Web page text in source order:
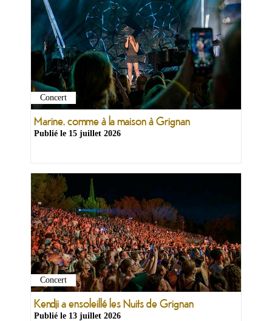
Ma
mairie
Ma
ville
Culture
&
Loisirs
|
Tourisme
Concert
Marine, comme à la maison à Grignan
Publié le 15 juillet 2026
Concert
Kendji a ensoleillé les Nuits de Grignan
Publié le 13 juillet 2026